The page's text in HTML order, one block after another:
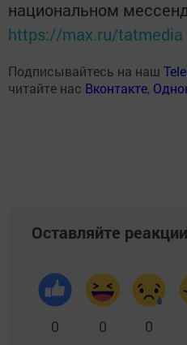
национальном
https://max.ru/tatmedia
Подписывайтесь на наш
читайте нас Вконтакте,
Оставляйте реакции
0 0 0